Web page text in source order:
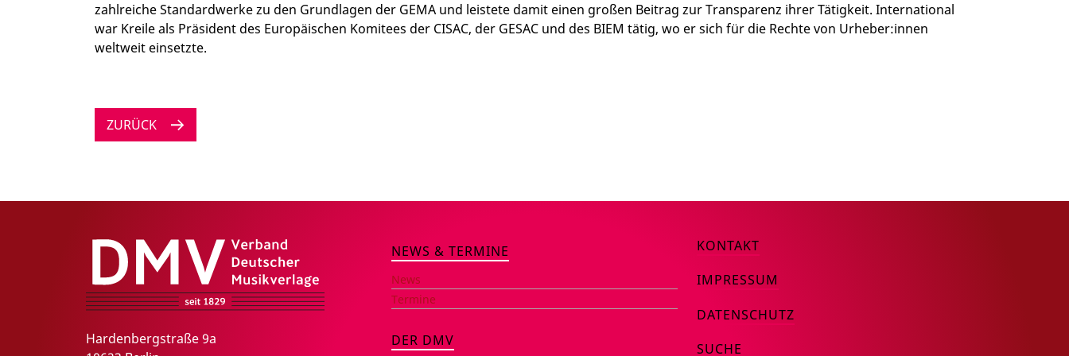
zahlreiche Standardwerke zu den Grundlagen der GEMA und leistete damit einen großen Beitrag zur Transparenz ihrer Tätigkeit. International
war Kreile als Präsident des Europäischen Komitees der CISAC, der GESAC und des BIEM tätig, wo er sich für die Rechte von Urheber:innen
weltweit einsetzte.
ZURÜCK
DMV – Verband Deutscher Musikverlage e.V.
Hardenbergstraße 9a
NEWS & TERMINE
News
Termine
DER DMV
KONTAKT
IMPRESSUM
DATENSCHUTZ
SUCHE